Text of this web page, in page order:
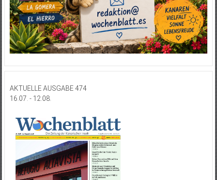
AKTUELLE AUSGABE 474
16.07. - 12.08.